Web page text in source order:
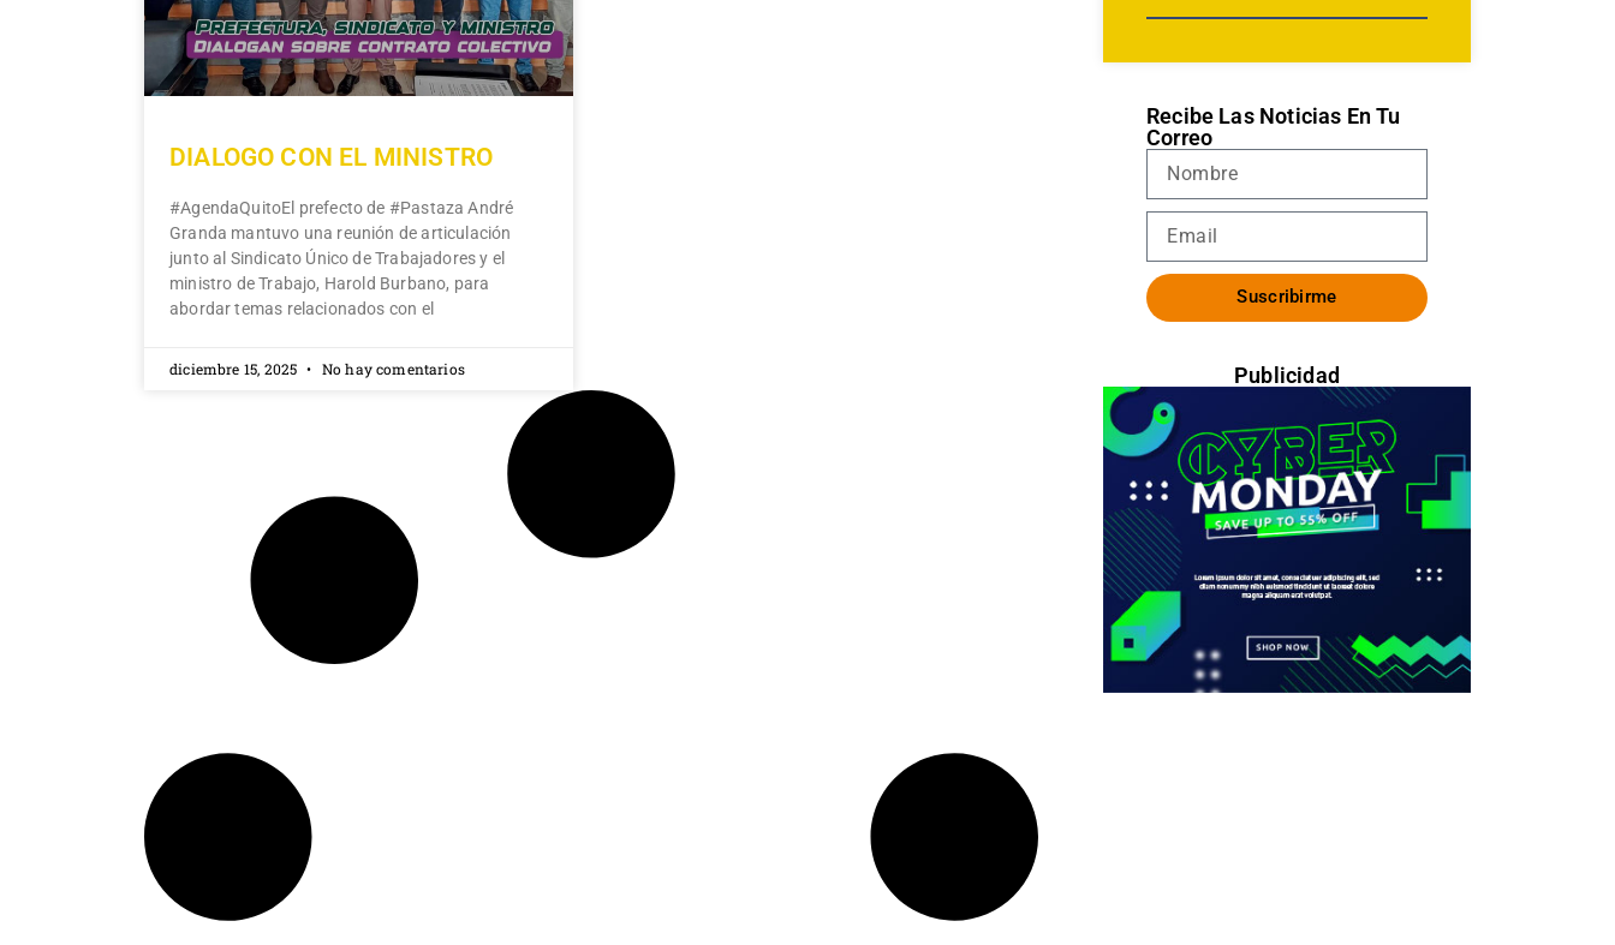
DIALOGO CON EL MINISTRO
#AgendaQuitoEl prefecto de #Pastaza André
Granda mantuvo una reunión de articulación
junto al Sindicato Único de Trabajadores y el
ministro de Trabajo, Harold Burbano, para
abordar temas relacionados con el
diciembre 15, 2025 No hay comentarios
Recibe Las Noticias En Tu
Correo
Suscribirme
Publicidad